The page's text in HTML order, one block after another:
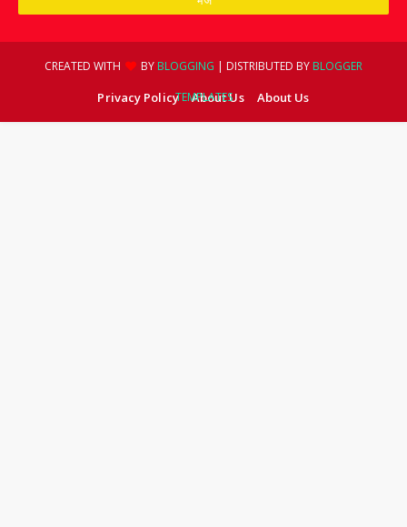
CREATED WITH BY BLOGGING | DISTRIBUTED BY BLOGGER
TEMPLATES
Privacy Policy About Us About Us